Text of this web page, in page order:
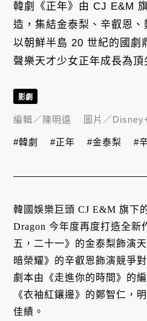
韓劇《正年》由 CJ E&M
造，集結金泰梨、辛叡恩、
以朝鮮半島 20 世紀的國劇
聲樂天才少女正年成長為頂
韓國娛樂巨頭 CJ E&M 旗下
Dragon 今年度再度打造全新
五，二十一》的金泰梨飾演
暗榮耀》的辛叡恩飾演競爭
劇本由《走進你的時間》的
《衣袖紅鑲邊》的鄭智仁，
佳績。
影劇
編輯／ 陳明遠 圖片／
#韓劇 #正年 #金泰梨 #